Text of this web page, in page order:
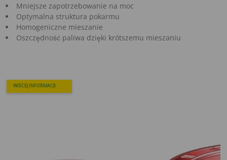
Mniejsze zapotrzebowanie na moc
Optymalna struktura pokarmu
Homogeniczne mieszanie
Oszczędność paliwa dzięki krótszemu mieszaniu
WIECEJ INFORMACJI